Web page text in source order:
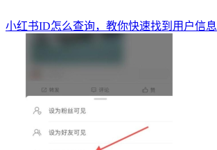
小红书ID怎么查询，教你快速找到用户信息